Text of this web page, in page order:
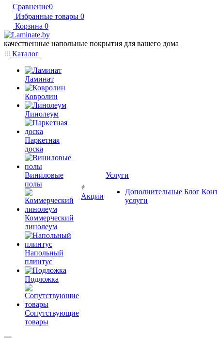
Сравнение0
Избранные товары 0
Корзина 0
качественные напольные покрытия для вашего дома
Каталог
Ламинат
Ковролин
Линолеум
Паркетная
доска
Виниловые
полы
Коммерческий
линолеум
Напольный
плинтус
Подложка
Сопутствующие
товары
Акции
Услуги
Дополнительные
услуги
Блог